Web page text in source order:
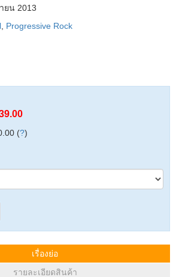
ยน 2013
Progressive Rock
(?)
เรื่องย่อ
รายละเอียดสินค้า